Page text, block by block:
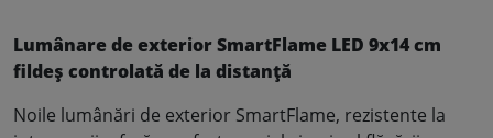
Lumânare de exterior SmartFlame LED 9x14 cm
fildeș controlată de la distanță
Noile lumânări de exterior SmartFlame, rezistente la